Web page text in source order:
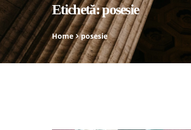
Etichetă:posesie
Home posesie